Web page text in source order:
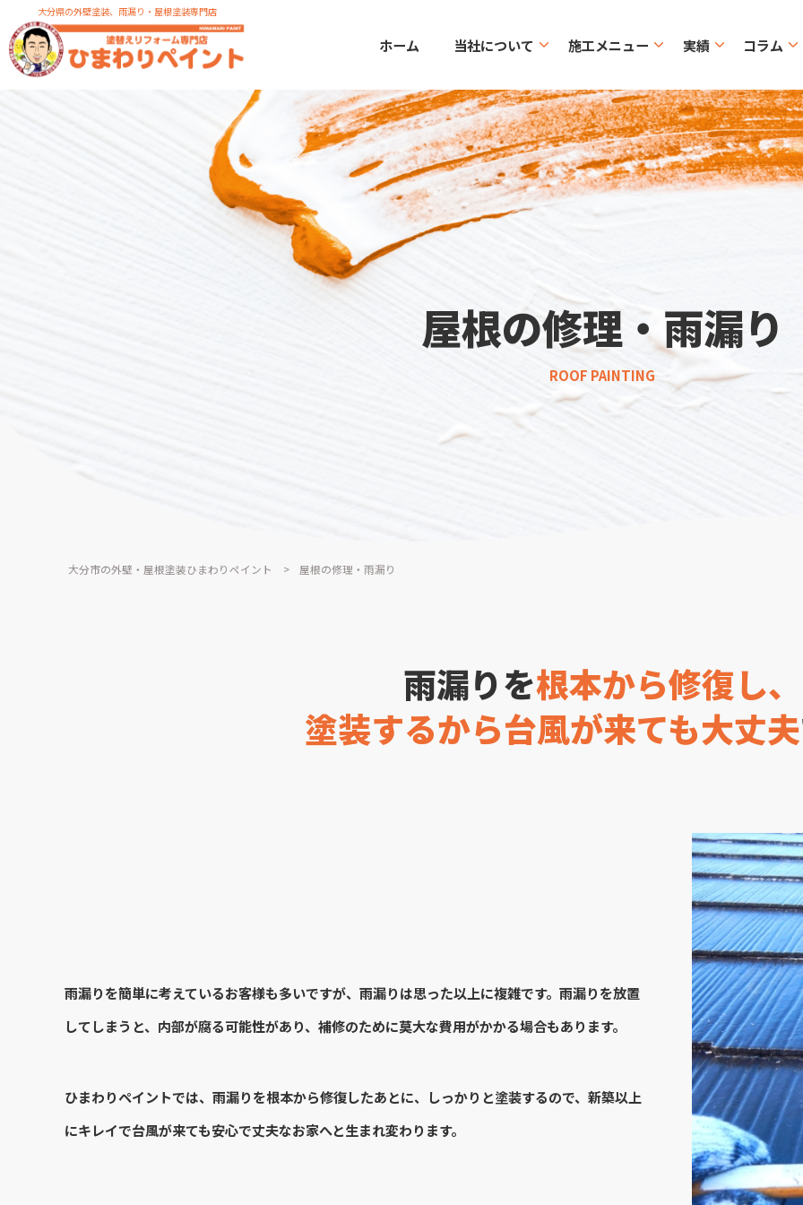
大分県の外壁塗装、雨漏り・屋根塗装専門店
ホーム 当社について 施工メニュー 実績 コラム
屋根の修理・雨漏り
ROOF PAINTING
大分市の外壁・屋根塗装ひまわりペイント > 屋根の修理・雨漏り
雨漏りを根本から修復し、
塗装するから台風が来ても大丈夫
雨漏りを簡単に考えているお客様も多いですが、雨漏りは思った以上に複雑です。雨漏りを放置
してしまうと、内部が腐る可能性があり、補修のために莫大な費用がかかる場合もあります。
ひまわりペイントでは、雨漏りを根本から修復したあとに、しっかりと塗装するので、新築以上
にキレイで台風が来ても安心で丈夫なお家へと生まれ変わります。